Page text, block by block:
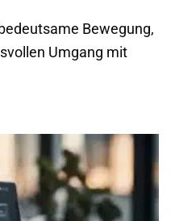
Bewegung,
Umgang mit